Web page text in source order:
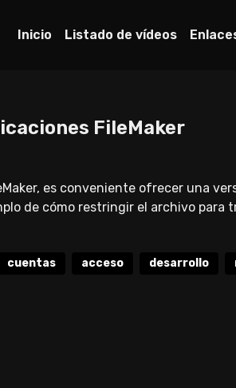
Inicio Listado de vídeos
FileMaker
es conveniente ofrecer una
de cómo restringir el archivo para
cuentas acceso desarrollo